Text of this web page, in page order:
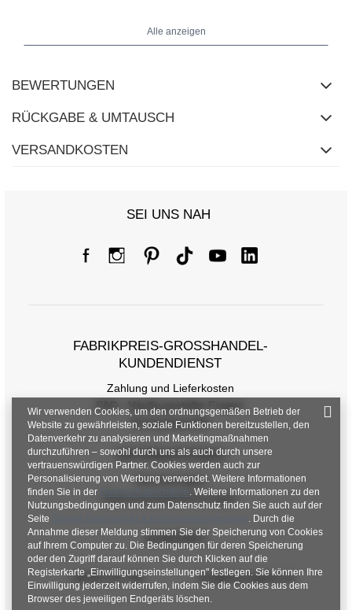
Alle anzeigen
BEWERTUNGEN
RÜCKGABE & UMTAUSCH
VERSANDKOSTEN
SEI UNS NAH
FABRIKPREIS-GROSSHANDEL-K
UNDENDIENST
Zahlung und Lieferkosten
FAQ - Häufig gestellte Fragen
Rückgabepolitik
INFORMATIONEN
Verordnungen
Datenschutzbestimmungen
KONTAKT
+48 601 547 740 hurt@factoryprice.eu
Wir verwenden Cookies, um den ordnungsgemäßen Betrieb der
Website zu gewährleisten, soziale Funktionen bereitzustellen, den
Datenverkehr zu analysieren und Marketingmaßnahmen
durchzuführen – sowohl durch uns als auch durch unsere
vertrauenswürdigen Partner. Cookies werden auch zur
Personalisierung von Werbung verwendet. Weitere Informationen
finden Sie in der
Datenschutzrichtlinie. Weitere Informationen zu den
Nutzungsbedingungen und zum Datenschutz finden Sie auch auf der
Seite
. Durch die
Annahme dieser Meldung stimmen Sie der Speicherung von Cookies
auf Ihrem Computer zu. Die Bedingungen für deren Speicherung
oder den Zugriff darauf können Sie durch Klicken auf die
Registerkarte „Einwilligungseinstellungen" festlegen. Sie können Ihre
Einwilligung jederzeit widerrufen, indem Sie die Cookies aus dem
Browser des jeweiligen Endgeräts löschen.